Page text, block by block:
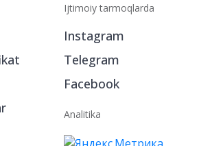
Ijtimoiy tarmoqlarda
Instagram
Telegram
Facebook
Analitika